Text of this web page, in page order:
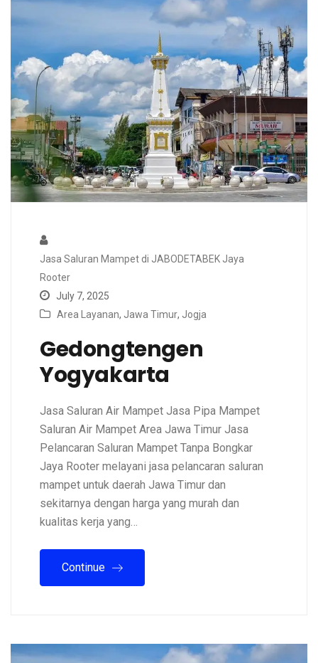
Jasa Saluran Mampet di JABODETABEK Jaya
Rooter
July 7, 2025
Area Layanan, Jawa Timur, Jogja
Gedongtengen
Yogyakarta
Jasa Saluran Air Mampet Jasa Pipa Mampet
Saluran Air Mampet Area Jawa Timur Jasa
Pelancaran Saluran Mampet Tanpa Bongkar
Jaya Rooter melayani jasa pelancaran saluran
mampet untuk daerah Jawa Timur dan
sekitarnya dengan harga yang murah dan
kualitas kerja yang…
Continue